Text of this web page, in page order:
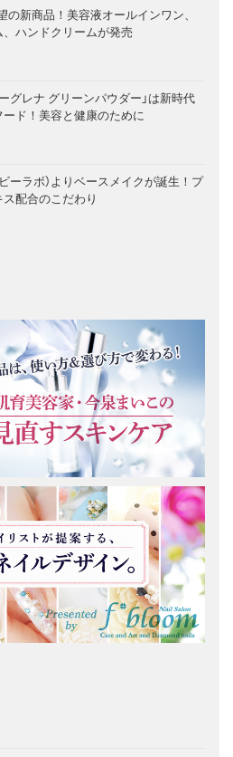
の新商品！美容液オールインワン、
ハンドクリームが発売
グレナ グリーンパウダー」は新時代
ド！美容と健康のために
ーラボ）よりベースメイクが誕生！プ
配合のこだわり